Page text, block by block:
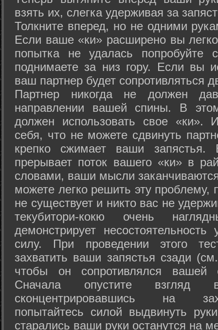
взять их, слегка удерживая за
Толкните вперед, но не одними
Если ваше «ки» расширено вы
попытка не удалась попробуйте
поднимаете за низ гору. Если вы
ваш партнер будет сопротивляться
Партнер никогда не должен
направлении вашей спины. В
должен использовать свое «ки».
себя, что не можете сдвинуть
крепко сжимает ваши запястья.
прерывает поток вашего «ки» в
словами, ваши мысли
можете легко решить эту проблему,
не существует и никто вас не
текубитори-кокю очень
демонстрирует
силу. При проведении этого
захватить ваши запястья сзади
чтобы он сопротивлялся вашей
Сначала опустите
сконцентрировавшись на
попытайтесь силой выдвинуть
старались ваши руки останутся на